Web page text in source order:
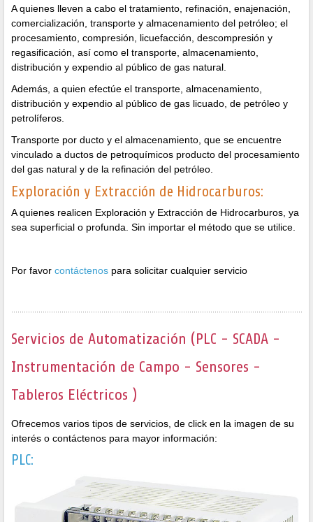
A quienes lleven a cabo el tratamiento, refinación, enajenación,
comercialización, transporte y almacenamiento del petróleo; el
procesamiento, compresión, licuefacción, descompresión y
regasificación, así como el transporte, almacenamiento,
distribución y expendio al público de gas natural.
Además, a quien efectúe el transporte, almacenamiento,
distribución y expendio al público de gas licuado, de petróleo y
petrolíferos.
Transporte por ducto y el almacenamiento, que se encuentre
vinculado a ductos de petroquímicos producto del procesamiento
del gas natural y de la refinación del petróleo.
Exploración y Extracción de Hidrocarburos:
A quienes realicen Exploración y Extracción de Hidrocarburos, ya
sea superficial o profunda. Sin importar el método que se utilice.
Por favor contáctenos para solicitar cualquier servicio
Servicios de Automatización (PLC - SCADA -
Instrumentación de Campo - Sensores -
Tableros Eléctricos )
Ofrecemos varios tipos de servicios, de click en la imagen de su
interés o contáctenos para mayor información:
PLC: